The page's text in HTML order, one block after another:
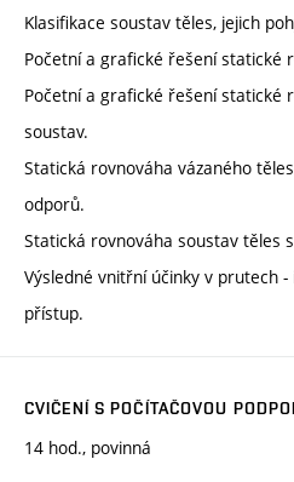
Klasifikace soustav těles, jejich
Početní a grafické řešení statické
Početní a grafické řešení statické
soustav.
Statická rovnováha vázaného
odporů.
Statická rovnováha soustav těles
Výsledné vnitřní účinky v prutech
přístup.
CVIČENÍ S POČÍTAČOVOU
14 hod., povinná